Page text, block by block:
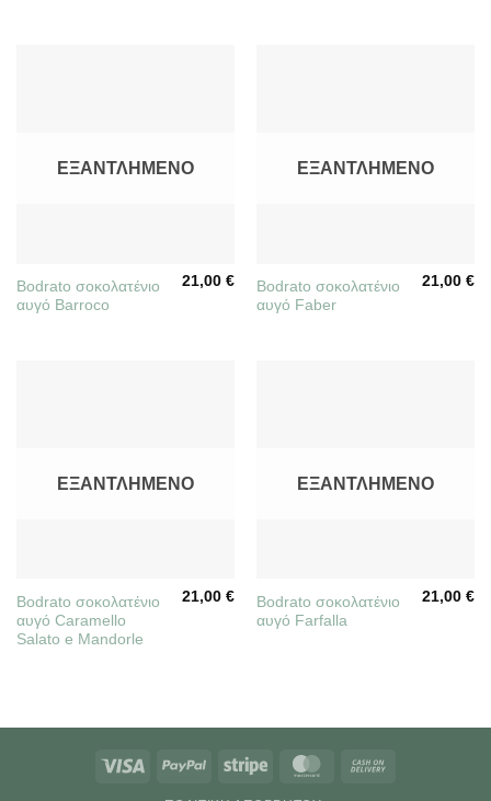
ΕΞΑΝΤΛΗΜΈΝΟ
Bodrato σοκολατένιο
αυγό Barroco
21,00€
ΕΞΑΝΤΛΗΜΈΝΟ
Bodrato σοκολατένιο
αυγό Faber
21,00€
ΕΞΑΝΤΛΗΜΈΝΟ
Bodrato σοκολατένιο
αυγό Caramello
Salato e Mandorle
21,00€
ΕΞΑΝΤΛΗΜΈΝΟ
Bodrato σοκολατένιο
αυγό Farfalla
21,00€
Visa PayPal Stripe MasterCard